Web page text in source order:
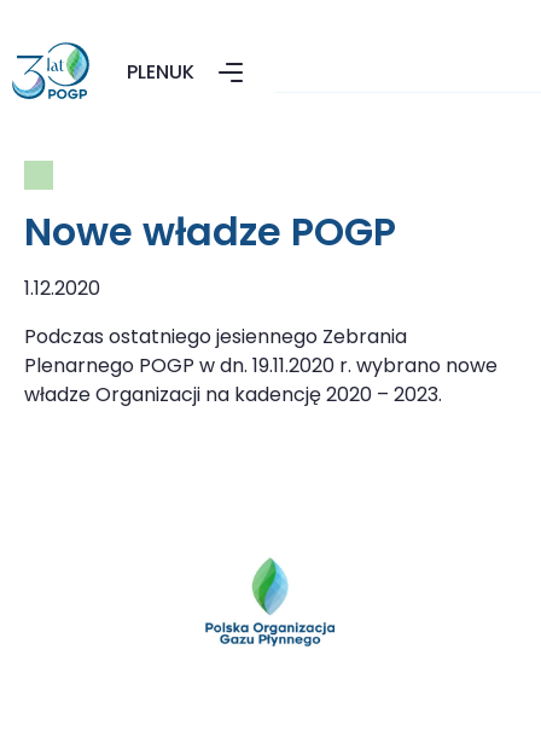
PLENUK
Nowe władze POGP
1.12.2020
Podczas ostatniego jesiennego Zebrania
Plenarnego POGP w dn. 19.11.2020 r. wybrano nowe
władze Organizacji na kadencję 2020 – 2023.